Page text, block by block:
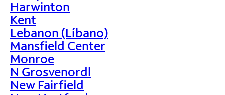
Harwinton
Kent
Lebanon (Líbano)
Mansfield Center
Monroe
N Grosvenordl
New Fairfield